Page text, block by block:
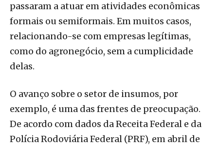
passaram a atuar em atividades econômicas
formais ou semiformais. Em muitos casos,
relacionando-se com empresas legítimas,
como do agronegócio, sem a cumplicidade
delas.
O avanço sobre o setor de insumos, por
exemplo, é uma das frentes de preocupação.
De acordo com dados da Receita Federal e da
Polícia Rodoviária Federal (PRF), em abril de